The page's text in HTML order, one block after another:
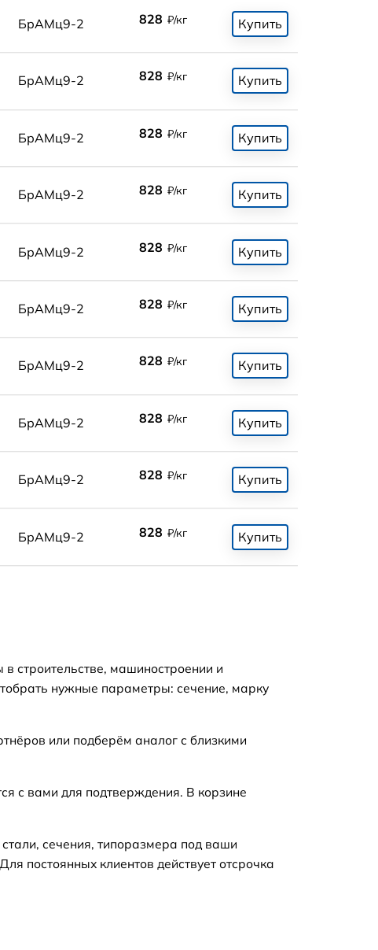
БрАМц9-2 828 ₽/кг Купить
БрАМц9-2 828 ₽/кг Купить
БрАМц9-2 828 ₽/кг Купить
БрАМц9-2 828 ₽/кг Купить
БрАМц9-2 828 ₽/кг Купить
БрАМц9-2 828 ₽/кг Купить
БрАМц9-2 828 ₽/кг Купить
БрАМц9-2 828 ₽/кг Купить
БрАМц9-2 828 ₽/кг Купить
БрАМц9-2 828 ₽/кг Купить
строительстве, машиностроении и
нужные параметры: сечение, марку
или подберём аналог с близкими
с вами для подтверждения. В корзине
сечения, типоразмера под ваши
постоянных клиентов действует отсрочка